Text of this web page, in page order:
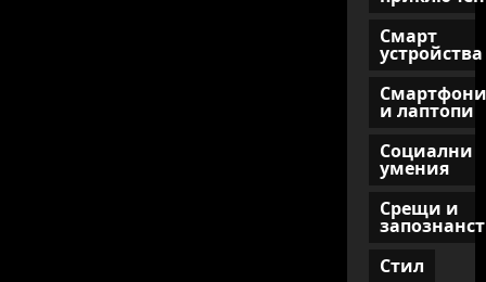
Смарт
устройства
Смартфони
и лаптопи
Социални
умения
Срещи и
Стил